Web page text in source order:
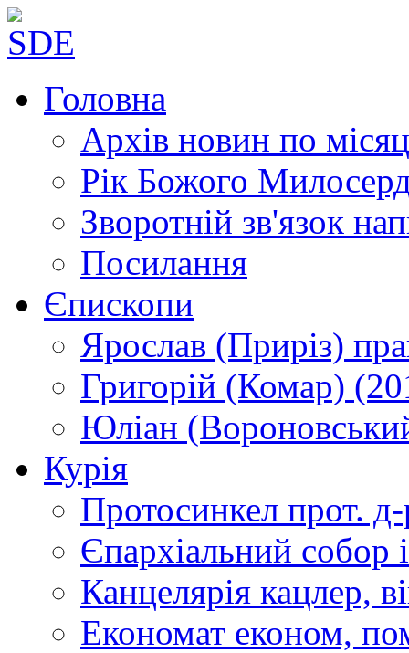
Головна
Архів новин по
Рік Божого
Зворотній зв'язок
Посилання
Єпископи
Ярослав (Приріз)
Григорій (Комар)
Юліан
Курія
Протосинкел прот.
Єпархіальний собор
Канцелярія кацлер,
Економат економ,